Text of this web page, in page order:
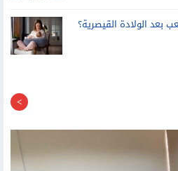
بعد الولادة القيصرية؟